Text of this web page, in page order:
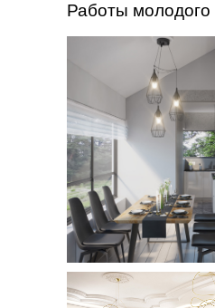
Работы молодого